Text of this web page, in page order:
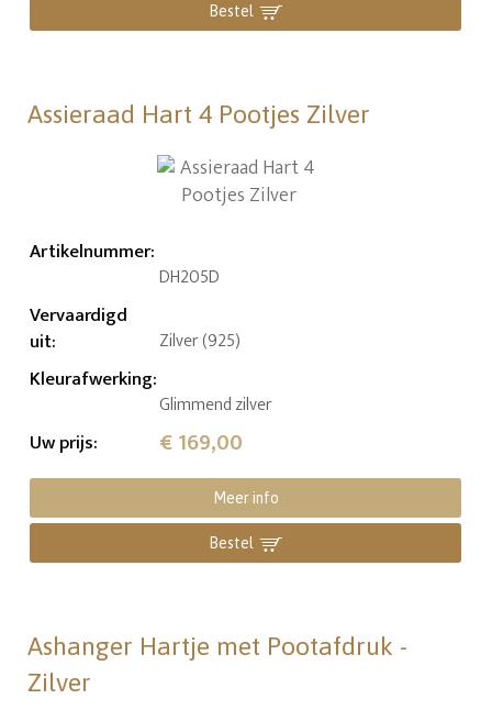
Bestel
Assieraad Hart 4 Pootjes Zilver
Artikelnummer:
DH205D
Vervaardigd
uit: Zilver (925)
Kleurafwerking:
Glimmend zilver
Uw prijs: € 169,00
Meer info
Bestel
Ashanger Hartje met Pootafdruk -
Zilver